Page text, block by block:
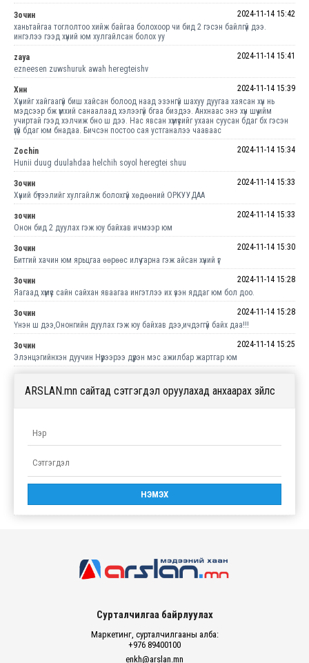
Зочин
2024-11-14 15:42
ханьтайгаа тоглолтоо хийж байгаа болохоор чи бид 2 гэсэн байлгүй дээ.
ингэлээ гээд хүний юм хулгайлсан болох уу
zaya
2024-11-14 15:41
ezneesen zuwshuruk awah heregteishv
Хнн
2024-11-14 15:39
Хүнийг хайгаагүй биш хайсан болоод наад эзэнгүй шахуу дуугаа хаясан хүн нь
мэдсээр бж үмхий санаалаад хэлээгүй бгаа биздээ. Анхнаас энэ хүн шүү ийм
учиртай гээд хэлчиж бно ш дээ. Нас явсан хүмүүсийг ухаан суусан бдаг бх гэсэн
үгүй бдаг юм бнадаа. Бичсэн постоо сая устганалээ чааваас
Zochin
2024-11-14 15:34
Hunii duug duulahdaa helchih soyol heregtei shuu
Зочин
2024-11-14 15:33
Хүний бүтээлийг хулгайлж болохгүй хөдөөний ОРКУУДАА
зочин
2024-11-14 15:33
Онон бид 2 дуулах гэж юу байхав ичмээр юм
Зочин
2024-11-14 15:30
Битгий хачин юм ярьцгаа өөрөөс илүү гарна гэж айсан хүний үг
Зочин
2024-11-14 15:28
Яагаад хүмүүс сайн сайхан яваагаа ингэтлээ их үзэн яддаг юм бол доо.
Зочин
2024-11-14 15:28
Үнэн ш дээ,Ононгийн дуулах гэж юу байхав дээ,ичдэггүй байх даа!!!
Зочин
2024-11-14 15:25
Элэнцэгийнхэн дуучин Нүүрээрээ дүүрэн мэс ажилбар жартгар юм
ARSLAN.mn сайтад сэтгэгдэл оруулахад анхаарах зүйлс
Сурталчилгаа байрлуулах
Маркетинг, сурталчилгааны алба:
+976 89400100
enkh@arslan.mn